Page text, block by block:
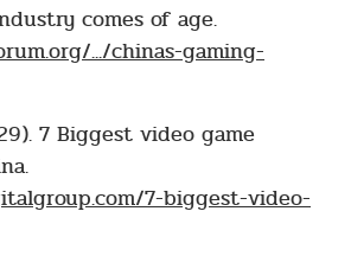
comes of age.
.../chinas-gaming-
7 Biggest video game
7-biggest-video-